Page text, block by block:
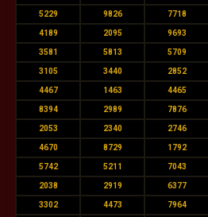
5229 9826 7718
4189 2095 9693
3581 5813 5709
3105 3440 2852
4467 1463 4465
8394 2989 7876
2053 2340 2746
4670 8729 1792
5742 5211 7043
2038 2919 6377
3302 4473 7964